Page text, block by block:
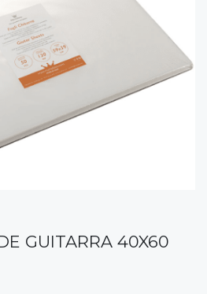
GUITARRA 40X60